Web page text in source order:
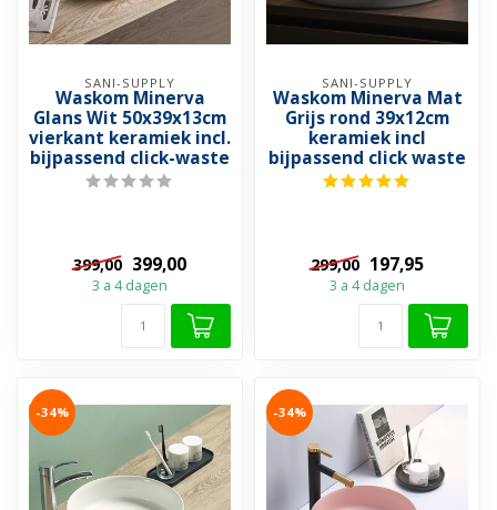
SANI-SUPPLY
Waskom Minerva
Glans Wit 50x39x13cm
vierkant keramiek incl.
bijpassend click-waste
399,00 399,00
3 a 4 dagen
SANI-SUPPLY
Waskom Minerva Mat
Grijs rond 39x12cm
keramiek incl
bijpassend click waste
299,00 197,95
3 a 4 dagen
-34% -34%